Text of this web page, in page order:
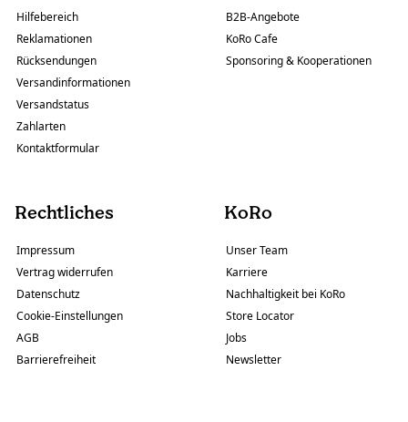
Hilfebereich
Reklamationen
Rücksendungen
Versandinformationen
Versandstatus
Zahlarten
Kontaktformular
B2B-Angebote
KoRo Cafe
Sponsoring & Kooperationen
Rechtliches
Impressum
Vertrag widerrufen
Datenschutz
Cookie-Einstellungen
AGB
Barrierefreiheit
KoRo
Unser Team
Karriere
Nachhaltigkeit bei KoRo
Store Locator
Jobs
Newsletter